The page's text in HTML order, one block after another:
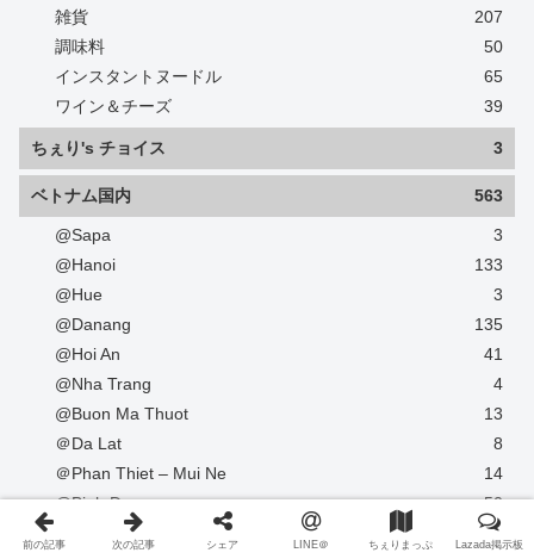
雑貨
207
調味料
50
インスタントヌードル
65
ワイン＆チーズ
39
ちぇり's チョイス 3
ベトナム国内 563
@Sapa
3
@Hanoi
133
@Hue
3
@Danang
135
@Hoi An
41
@Nha Trang
4
@Buon Ma Thuot
13
＠Da Lat
8
＠Phan Thiet – Mui Ne
14
@Binh Duong
50
@Dong Nai
3
前の記事 次の記事 シェア LINE＠ ちぇりまっぷ Lazada掲示板